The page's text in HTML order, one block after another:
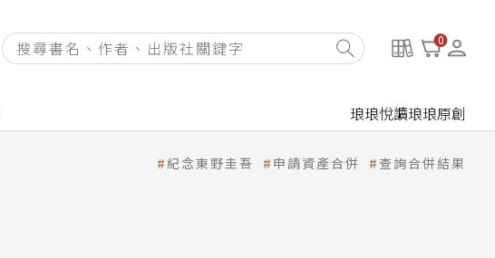
0
琅琅悅讀琅琅原創
紀念東野圭吾 申請資產合併 查詢合併結果